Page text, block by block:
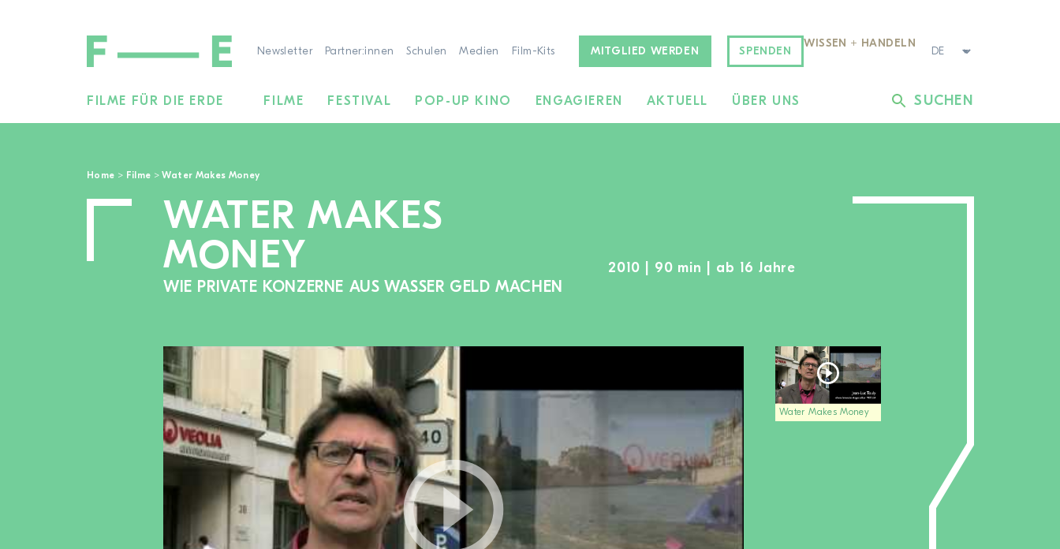
Newsletter Partner:innen Schulen Medien Film-Kits MITGLIED WERDEN SPENDEN
WISSEN + HANDELN
FILME FÜR DIE ERDE FILME FESTIVAL POP-UP KINO ENGAGIEREN AKTUELL ÜBER UNS SUCHEN
Home > Filme >Water Makes Money
WATER MAKES
MONEY
WIE PRIVATE KONZERNE AUS WASSER GELD MACHEN
Water Makes Money
2010 | 90 min | ab 16 Jahre
ZUR FILMSUCHE